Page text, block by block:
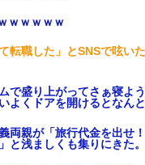
ｗｗｗｗｗ
転職した」とSNSで呟い
で盛り上がってさぁ寝よ
よくドアを開けるとなん
両親が「旅行代金を出せ
と浅ましくも集りにきた。